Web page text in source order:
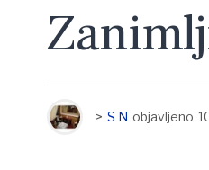
> S N objavljeno